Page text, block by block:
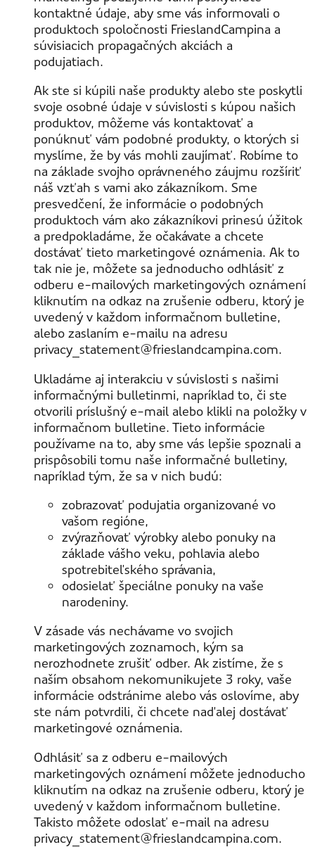
kontaktné údaje, aby sme vás informovali o
produktoch spoločnosti FrieslandCampina a
súvisiacich propagačných akciách a
podujatiach.
Ak ste si kúpili naše produkty alebo ste poskytli
svoje osobné údaje v súvislosti s kúpou našich
produktov, môžeme vás kontaktovať a
ponúknuť vám podobné produkty, o ktorých si
myslíme, že by vás mohli zaujímať. Robíme to
na základe svojho oprávneného záujmu rozšíriť
náš vzťah s vami ako zákazníkom. Sme
presvedčení, že informácie o podobných
produktoch vám ako zákazníkovi prinesú úžitok
a predpokladáme, že očakávate a chcete
dostávať tieto marketingové oznámenia. Ak to
tak nie je, môžete sa jednoducho odhlásiť z
odberu e-mailových marketingových oznámení
kliknutím na odkaz na zrušenie odberu, ktorý je
uvedený v každom informačnom bulletine,
alebo zaslaním e-mailu na adresu
privacy_statement@frieslandcampina.com.
Ukladáme aj interakciu v súvislosti s našimi
informačnými bulletinmi, napríklad to, či ste
otvorili príslušný e-mail alebo klikli na položky v
informačnom bulletine. Tieto informácie
používame na to, aby sme vás lepšie spoznali a
prispôsobili tomu naše informačné bulletiny,
napríklad tým, že sa v nich budú:
zobrazovať podujatia organizované vo
vašom regióne,
zvýrazňovať výrobky alebo ponuky na
základe vášho veku, pohlavia alebo
spotrebiteľského správania,
odosielať špeciálne ponuky na vaše
narodeniny.
V zásade vás nechávame vo svojich
marketingových zoznamoch, kým sa
nerozhodnete zrušiť odber. Ak zistíme, že s
naším obsahom nekomunikujete 3 roky, vaše
informácie odstránime alebo vás oslovíme, aby
ste nám potvrdili, či chcete naďalej dostávať
marketingové oznámenia.
Odhlásiť sa z odberu e-mailových
marketingových oznámení môžete jednoducho
kliknutím na odkaz na zrušenie odberu, ktorý je
uvedený v každom informačnom bulletine.
Takisto môžete odoslať e-mail na adresu
privacy_statement@frieslandcampina.com.